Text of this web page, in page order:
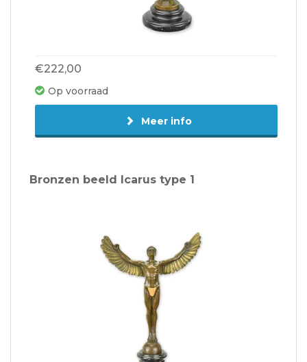
€222,00
Op voorraad
Meer info
Bronzen beeld Icarus type 1